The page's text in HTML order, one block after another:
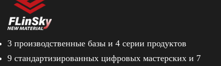
3 производственные базы и 4 серии продуктов
9 стандартизированных цифровых мастерских и 7